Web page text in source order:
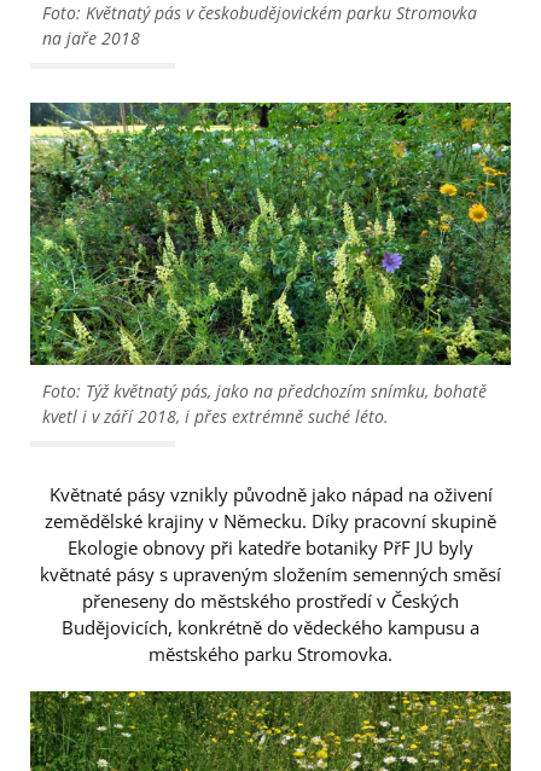
Foto: Květnatý pás v českobudějovickém parku Stromovka
na jaře 2018
Foto: Týž květnatý pás, jako na předchozím snímku, bohatě
kvetl i v září 2018, i přes extrémně suché léto.
Květnaté pásy vznikly původně jako nápad na oživení
zemědělské krajiny v Německu. Díky pracovní skupině
Ekologie obnovy při katedře botaniky PřF JU byly
květnaté pásy s upraveným složením semenných směsí
přeneseny do městského prostředí v Českých
Budějovicích, konkrétně do vědeckého kampusu a
městského parku Stromovka.